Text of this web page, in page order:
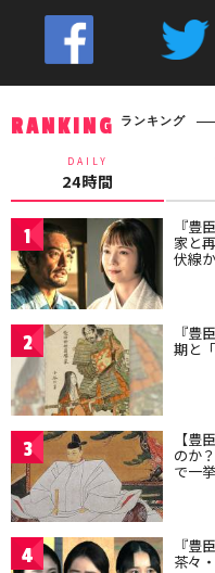
RANKING ランキング
DAILY
24時間
1 『豊
家と
伏線
2 『豊
期と
3 【豊
のか
で一
4 『豊
茶々